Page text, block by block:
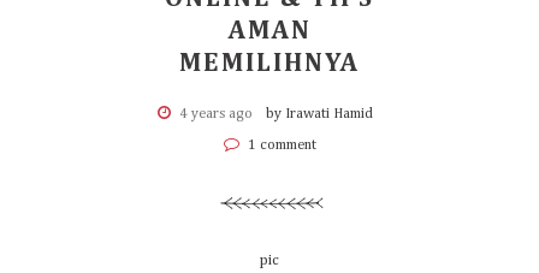
AMAN
MEMILIHNYA
4 years ago by Irawati Hamid
1 comment
pic